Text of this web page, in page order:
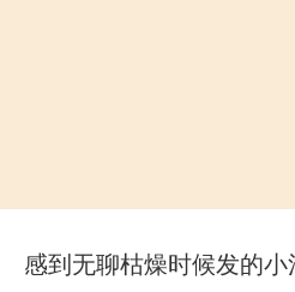
感到无聊枯燥时候发的